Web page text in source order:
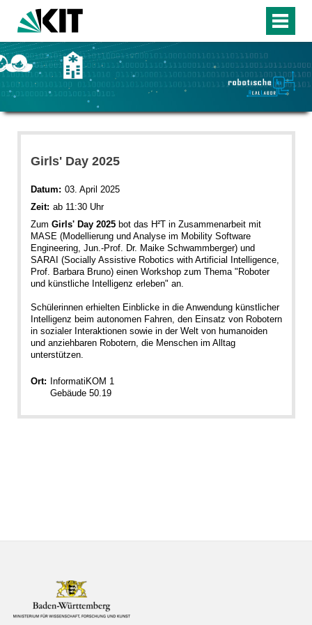
Girls' Day 2025
Datum: 03. April 2025
Zeit: ab 11:30 Uhr
Zum Girls' Day 2025bot das H²T in Zusammenarbeit mit
MASE (Modellierung und Analyse im Mobility Software
Engineering, Jun.-Prof. Dr. Maike Schwammberger) und
SARAI (Socially Assistive Robotics with Artificial Intelligence,
Prof. Barbara Bruno) einen Workshop zum Thema "Roboter
und künstliche Intelligenz erleben" an.
Schülerinnen erhielten Einblicke in die Anwendung künstlicher
Intelligenz beim autonomen Fahren, den Einsatz von Robotern
in sozialer Interaktionen sowie in der Welt von humanoiden
und anziehbaren Robotern, die Menschen im Alltag
unterstützen.
Ort:
InformatiKOM 1
Gebäude 50.19